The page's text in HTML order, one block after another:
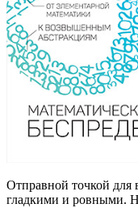
Отправной точкой для
гладкими и ровными.